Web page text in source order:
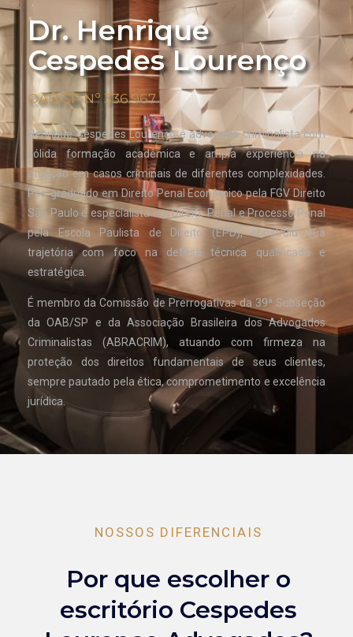
Dr. Henrique
Cespedes Lourenço
OAB/SP Nº 336.967
Henrique Cespedes Lourenço é advogado criminalista com
sólida formação acadêmica e ampla experiência na
atuação em casos criminais de diferentes complexidades.
Pós-graduado em Direito Penal Econômico pela FGV Direito
São Paulo e especialista em Direito Penal e Processo Penal
pela Escola Paulista de Direito (EPD), construiu sua
trajetória com foco na defesa técnica qualificada e
estratégica.
É membro da Comissão de Prerrogativas da 39ª Subseção
da OAB/SP e da Associação Brasileira dos Advogados
Criminalistas (ABRACRIM), atuando com firmeza na
proteção dos direitos fundamentais de seus clientes,
sempre pautado pela ética, comprometimento e excelência
jurídica.
NOSSOS DIFERENCIAIS
Por que escolher o
escritório Cespedes